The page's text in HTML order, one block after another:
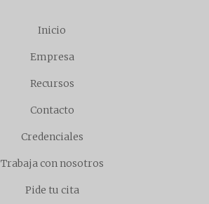
Inicio
Empresa
Recursos
Contacto
Credenciales
Trabaja con nosotros
Pide tu cita